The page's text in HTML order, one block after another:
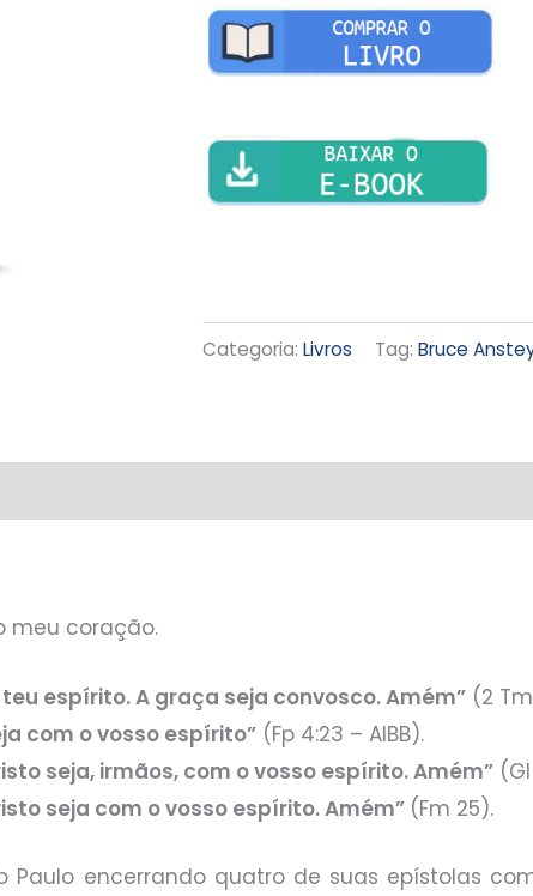
Categoria: Livros Tag: Bruce
meu coração.
espírito. A graça seja convosco. Amém” (2
com o vosso espírito” (Fp 4:23 – AIBB).
seja, irmãos, com o vosso espírito. Amém”
seja com o vosso espírito. Amém” (Fm 25).
Paulo encerrando quatro de suas epístolas